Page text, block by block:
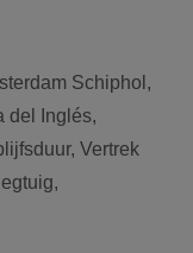
Schiphol ,
del Inglés,
, Vertrek
,